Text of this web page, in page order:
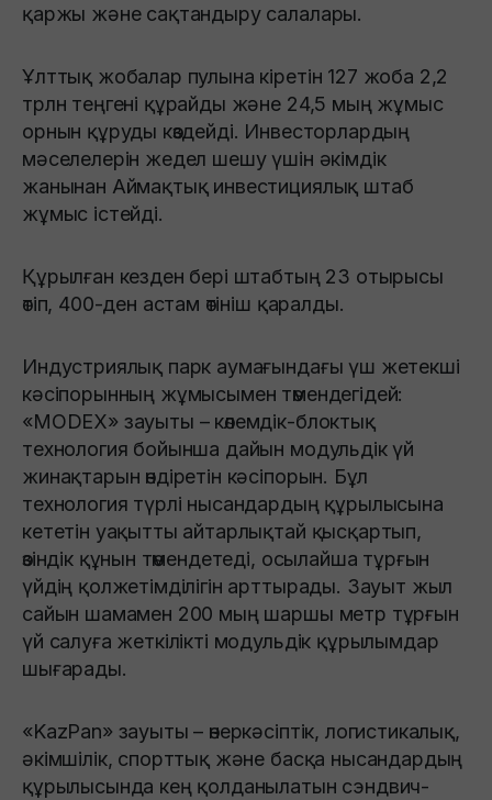
қаржы және сақтандыру салалары.
Ұлттық жобалар пулына кіретін 127 жоба 2,2
трлн теңгені құрайды және 24,5 мың жұмыс
орнын құруды көздейді. Инвесторлардың
мәселелерін жедел шешу үшін әкімдік
жанынан Аймақтық инвестициялық штаб
жұмыс істейді.
Құрылған кезден бері штабтың 23 отырысы
өтіп, 400-ден астам өтініш қаралды.
Индустриялық парк аумағындағы үш жетекші
кәсіпорынның жұмысымен төмендегідей:
«MODEX» зауыты – көлемдік-блоктық
технология бойынша дайын модульдік үй
жинақтарын өндіретін кәсіпорын. Бұл
технология түрлі нысандардың құрылысына
кететін уақытты айтарлықтай қысқартып,
өзіндік құнын төмендетеді, осылайша тұрғын
үйдің қолжетімділігін арттырады. Зауыт жыл
сайын шамамен 200 мың шаршы метр тұрғын
үй салуға жеткілікті модульдік құрылымдар
шығарады.
«KazPan» зауыты – өнеркәсіптік, логистикалық,
әкімшілік, спорттық және басқа нысандардың
құрылысында кең қолданылатын сэндвич-